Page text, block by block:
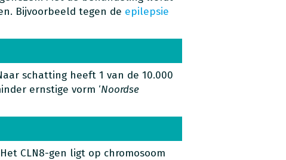
Bijvoorbeeld tegen de epilepsie
schatting heeft 1 van de 10.000
ernstige vorm ‘Noordse
CLN8-gen ligt op chromosoom